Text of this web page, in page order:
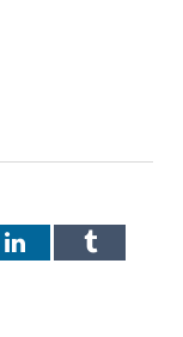
LinkedInTumblr